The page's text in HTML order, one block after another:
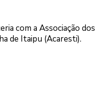
com a Associação dos
de Itaipu (Acaresti).